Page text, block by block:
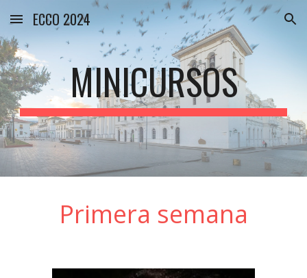
Skip to main content Skip to navigation
ECCO 2024
MINICURSOS
Primera semana